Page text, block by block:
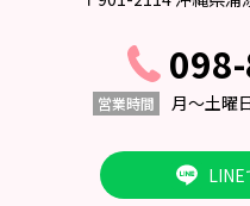
営業時間 月〜土曜